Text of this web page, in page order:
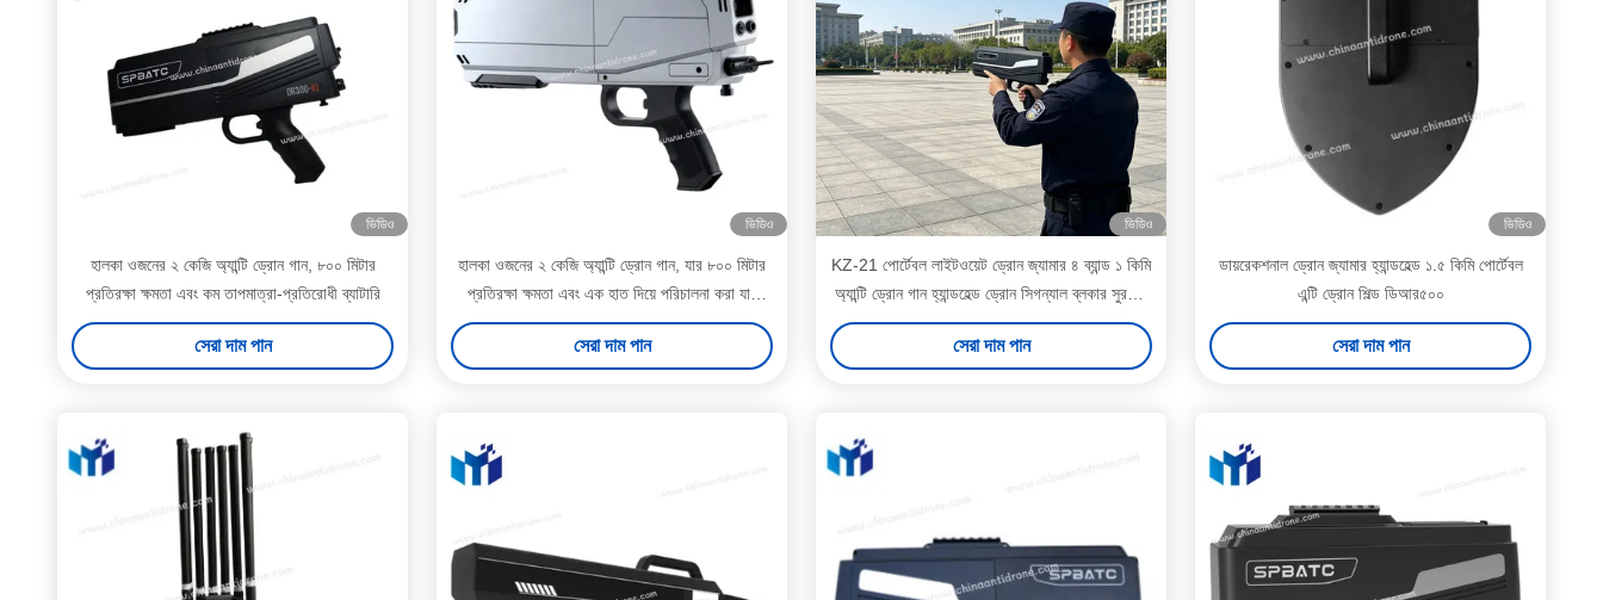
ভিডিও
হালকা ওজনের ২ কেজি অ্যান্টি ড্রোন গান, ৮০০ মিটার
প্রতিরক্ষা ক্ষমতা এবং কম তাপমাত্রা-প্রতিরোধী ব্যাটারি
সেরা দাম পান
ভিডিও
হালকা ওজনের ২ কেজি অ্যান্টি ড্রোন গান, যার ৮০০ মিটার
প্রতিরক্ষা ক্ষমতা এবং এক হাত দিয়ে পরিচালনা করা যায়
DR300S
সেরা দাম পান
ভিডিও
KZ-21 পোর্টেবল লাইটওয়েট ড্রোন জ্যামার ৪ ব্যান্ড ১ কিমি
অ্যান্টি ড্রোন গান হ্যান্ডহেল্ড ড্রোন সিগন্যাল ব্লকার সুরক্ষার
জন্য
সেরা দাম পান
ভিডিও
ডায়রেকশনাল ড্রোন জ্যামার হ্যান্ডহেল্ড ১.৫ কিমি পোর্টেবল
এন্টি ড্রোন শিল্ড ডিআর৫০০
সেরা দাম পান